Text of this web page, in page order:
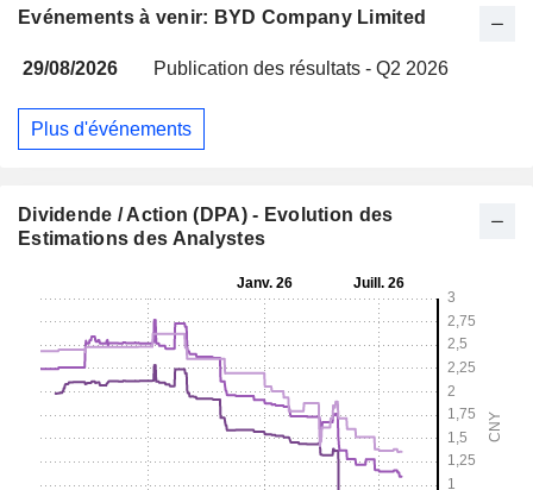
Evénements à venir: BYD Company Limited
29/08/2026 Publication des résultats - Q2 2026
Plus d'événements
Dividende / Action (DPA) - Evolution des
Estimations des Analystes